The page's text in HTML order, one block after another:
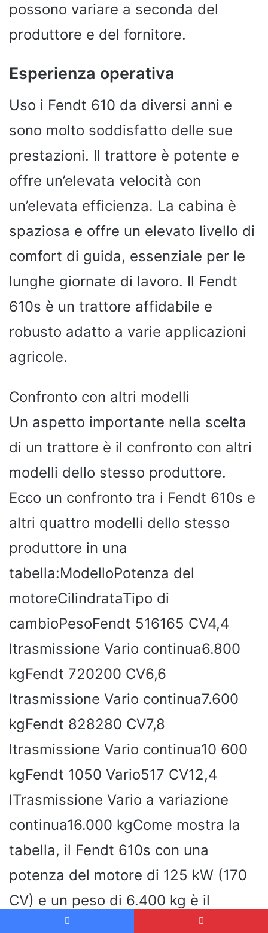
possono variare a seconda del
produttore e del fornitore.
Esperienza operativa
Uso i Fendt 610 da diversi anni e
sono molto soddisfatto delle sue
prestazioni. Il trattore è potente e
offre un’elevata velocità con
un’elevata efficienza. La cabina è
spaziosa e offre un elevato livello di
comfort di guida, essenziale per le
lunghe giornate di lavoro. Il Fendt
610s è un trattore affidabile e
robusto adatto a varie applicazioni
agricole.
Confronto con altri modelli
Un aspetto importante nella scelta
di un trattore è il confronto con altri
modelli dello stesso produttore.
Ecco un confronto tra i Fendt 610s e
altri quattro modelli dello stesso
produttore in una
tabella:ModelloPotenza del
motoreCilindrataTipo di
cambioPesoFendt 516165 CV4,4
ltrasmissione Vario continua6.800
kgFendt 720200 CV6,6
ltrasmissione Vario continua7.600
kgFendt 828280 CV7,8
ltrasmissione Vario continua10 600
kgFendt 1050 Vario517 CV12,4
lTrasmissione Vario a variazione
continua16.000 kgCome mostra la
tabella, il Fendt 610s con una
potenza del motore di 125 kW (170
CV) e un peso di 6.400 kg è il
modello più piccolo di questa lista.